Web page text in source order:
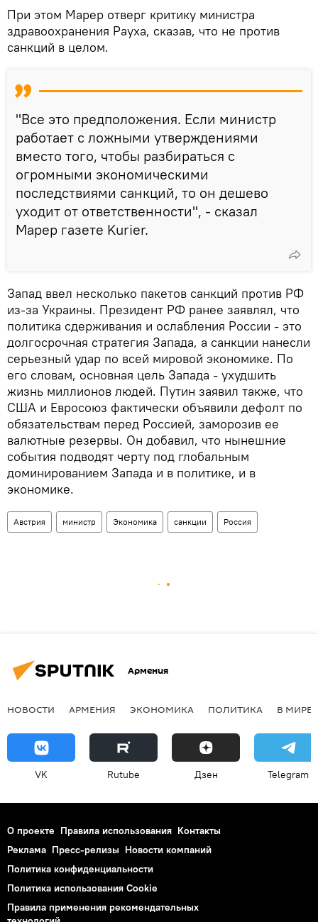
При этом Марер отверг критику министра
здравоохранения Рауха, сказав, что не против
санкций в целом.
"Все это предположения. Если министр
работает с ложными утверждениями
вместо того, чтобы разбираться с
огромными экономическими
последствиями санкций, то он дешево
уходит от ответственности", - сказал
Марер газете Kurier.
Запад ввел несколько пакетов санкций против РФ
из-за Украины. Президент РФ ранее заявлял, что
политика сдерживания и ослабления России - это
долгосрочная стратегия Запада, а санкции нанесли
серьезный удар по всей мировой экономике. По
его словам, основная цель Запада - ухудшить
жизнь миллионов людей. Путин заявил также, что
США и Евросоюз фактически объявили дефолт по
обязательствам перед Россией, заморозив ее
валютные резервы. Он добавил, что нынешние
события подводят черту под глобальным
доминированием Запада и в политике, и в
экономике.
Австрия министр Экономика санкции Россия
Армения
НОВОСТИ АРМЕНИЯ ЭКОНОМИКА ПОЛИТИКА В МИРЕ
VK Rutube Дзен Telegram
О проекте Правила использования Контакты
Реклама Пресс-релизы Новости компаний
Политика конфиденциальности
Политика использования Cookie
Правила применения рекомендательных